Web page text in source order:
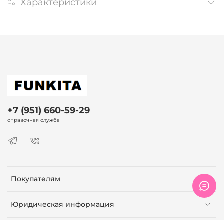
Характеристики
Покупателям
Юридическая информация
+7 (951) 660-59-29
справочная служба